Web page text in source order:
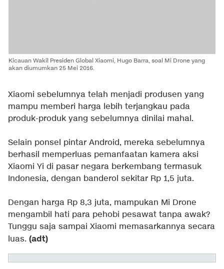
Kicauan Wakil Presiden Global Xiaomi, Hugo Barra, soal Mi Drone yang
akan diumumkan 25 Mei 2016.
Xiaomi sebelumnya telah menjadi produsen yang
mampu memberi harga lebih terjangkau pada
produk-produk yang sebelumnya dinilai mahal.
Selain ponsel pintar Android, mereka sebelumnya
berhasil memperluas pemanfaatan kamera aksi
Xiaomi Yi di pasar negara berkembang termasuk
Indonesia, dengan banderol sekitar Rp 1,5 juta.
Dengan harga Rp 8,3 juta, mampukan Mi Drone
mengambil hati para pehobi pesawat tanpa awak?
Tunggu saja sampai Xiaomi memasarkannya secara
luas. (adt)